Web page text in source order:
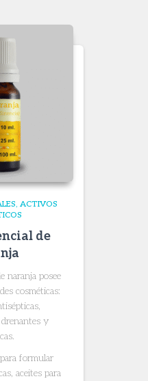
$ 119.600
ACTIVOS
de
naranja posee
cosméticas:
y
formular
aceites para